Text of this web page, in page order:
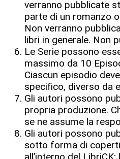
verranno pubblicate
parte di un romanzo
Non verranno
libri in generale. Non
Le Serie possono
massimo da 10
Ciascun episodio
specifico, diverso da
Gli autori possono
propria produzione.
se ne assume la
Gli autori possono
sotto forma di